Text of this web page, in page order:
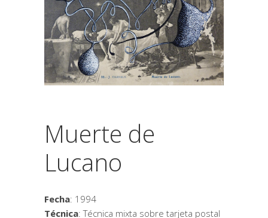
Muerte de
Lucano
Fecha: 1994
Técnica: Técnica mixta sobre tarjeta postal